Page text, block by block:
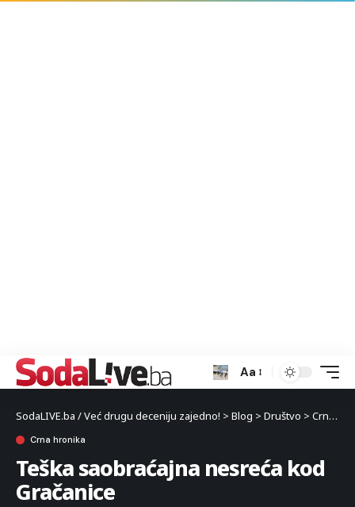
Aa
SodaLIVE.ba / Već drugu deceniju zajedno! > Blog > Društvo > Crna hronika
Crna hronika
Teška saobraćajna nesreća kod
Gračanice